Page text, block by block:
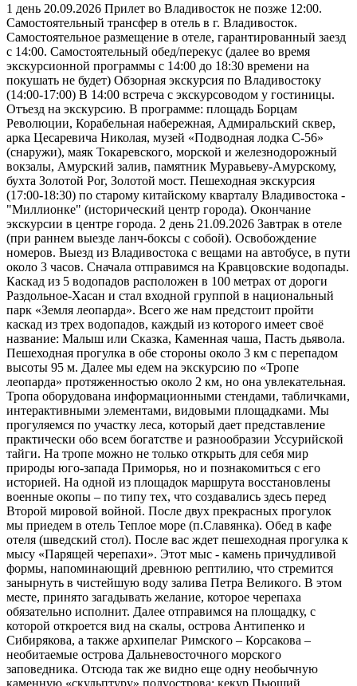
1 день 20.09.2026 Прилет во Владивосток не позже 12:00.
Самостоятельный трансфер в отель в г. Владивосток.
Самостоятельное размещение в отеле, гарантированный заезд
с 14:00. Самостоятельный обед/перекус (далее во время
экскурсионной программы с 14:00 до 18:30 времени на
покушать не будет) Обзорная экскурсия по Владивостоку
(14:00-17:00) В 14:00 встреча с экскурсоводом у гостиницы.
Отъезд на экскурсию. В программе: площадь Борцам
Революции, Корабельная набережная, Адмиральский сквер,
арка Цесаревича Николая, музей «Подводная лодка С-56»
(снаружи), маяк Токаревского, морской и железнодорожный
вокзалы, Амурский залив, памятник Муравьеву-Амурскому,
бухта Золотой Рог, Золотой мост. Пешеходная экскурсия
(17:00-18:30) по старому китайскому кварталу Владивостока -
"Миллионке" (исторический центр города). Окончание
экскурсии в центре города. 2 день 21.09.2026 Завтрак в отеле
(при раннем выезде ланч-боксы с собой). Освобождение
номеров. Выезд из Владивостока с вещами на автобусе, в пути
около 3 часов. Сначала отправимся на Кравцовские водопады.
Каскад из 5 водопадов расположен в 100 метрах от дороги
Раздольное-Хасан и стал входной группой в национальный
парк «Земля леопарда». Всего же нам предстоит пройти
каскад из трех водопадов, каждый из которого имеет своё
название: Малыш или Сказка, Каменная чаша, Пасть дьявола.
Пешеходная прогулка в обе стороны около 3 км с перепадом
высоты 95 м. Далее мы едем на экскурсию по «Тропе
леопарда» протяженностью около 2 км, но она увлекательная.
Тропа оборудована информационными стендами, табличками,
интерактивными элементами, видовыми площадками. Мы
прогуляемся по участку леса, который дает представление
практически обо всем богатстве и разнообразии Уссурийской
тайги. На тропе можно не только открыть для себя мир
природы юго-запада Приморья, но и познакомиться с его
историей. На одной из площадок маршрута восстановлены
военные окопы – по типу тех, что создавались здесь перед
Второй мировой войной. После двух прекрасных прогулок
мы приедем в отель Теплое море (п.Славянка). Обед в кафе
отеля (шведский стол). После вас ждет пешеходная прогулка к
мысу «Парящей черепахи». Этот мыс - камень причудливой
формы, напоминающий древнюю рептилию, что стремится
занырнуть в чистейшую воду залива Петра Великого. В этом
месте, принято загадывать желание, которое черепаха
обязательно исполнит. Далее отправимся на площадку, с
которой откроется вид на скалы, острова Антипенко и
Сибирякова, а также архипелаг Римского – Корсакова –
необитаемые острова Дальневосточного морского
заповедника. Отсюда так же видно еще одну необычную
каменную «скульптуру» полуострова: кекур Пьющий